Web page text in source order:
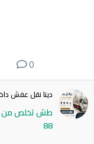
0
دينا نقل عفش داخل
88